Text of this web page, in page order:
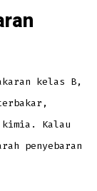
kelas B,
Kalau
penyebaran